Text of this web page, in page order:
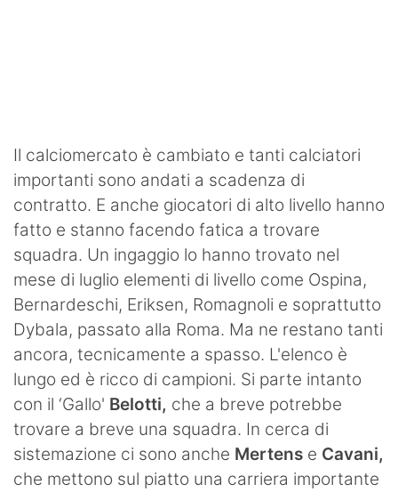
Contatti
Il calciomercato è cambiato e tanti calciatori
importanti sono andati a scadenza di
contratto. E anche giocatori di alto livello hanno
fatto e stanno facendo fatica a trovare
squadra. Un ingaggio lo hanno trovato nel
mese di luglio elementi di livello come Ospina,
Bernardeschi, Eriksen, Romagnoli e soprattutto
Dybala, passato alla Roma. Ma ne restano tanti
ancora, tecnicamente a spasso. L'elenco è
lungo ed è ricco di campioni. Si parte intanto
con il ‘Gallo' Belotti, che a breve potrebbe
trovare a breve una squadra. In cerca di
sistemazione ci sono anche Mertens e Cavani,
che mettono sul piatto una carriera importante